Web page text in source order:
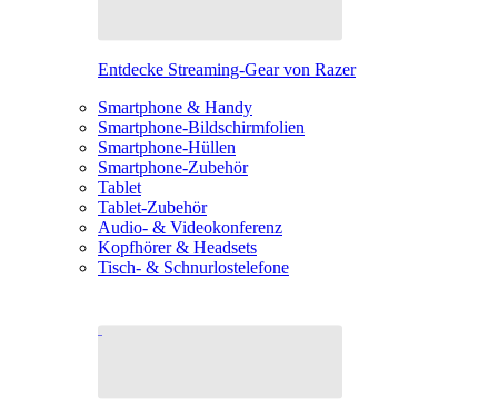
Entdecke Streaming-Gear von Razer
Smartphone & Handy
Smartphone-Bildschirmfolien
Smartphone-Hüllen
Smartphone-Zubehör
Tablet
Tablet-Zubehör
Audio- & Videokonferenz
Kopfhörer & Headsets
Tisch- & Schnurlostelefone